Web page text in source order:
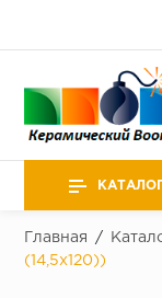
Главная /
(14,5x120))